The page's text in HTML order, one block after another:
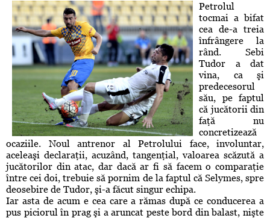
Petrolul
tocmai a bifat
cea de-a treia
înfrângere la
rând. Sebi
Tudor a dat
vina, ca şi
predecesorul
său, pe faptul
că jucătorii din
faţă nu
concretizează
ocaziile. Noul antrenor al Petrolului face, involuntar,
aceleaşi declaraţii, acuzând, tangenţial, valoarea scăzută a
jucătorilor din atac, dar dacă ar fi să facem o comparaţie
între cei doi, trebuie să pornim de la faptul că Selymes, spre
deosebire de Tudor, şi-a făcut singur echipa.
Iar asta de acum e cea care a rămas după ce conducerea a
pus piciorul în prag şi a aruncat peste bord din balast, nişte